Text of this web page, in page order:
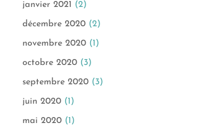
janvier 2021 (2)
décembre 2020(2)
novembre 2020(1)
octobre 2020(3)
septembre 2020(3)
juin 2020(1)
mai 2020(1)